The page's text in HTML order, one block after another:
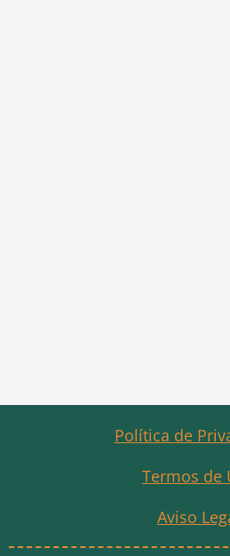
Política de
Termos de
Aviso